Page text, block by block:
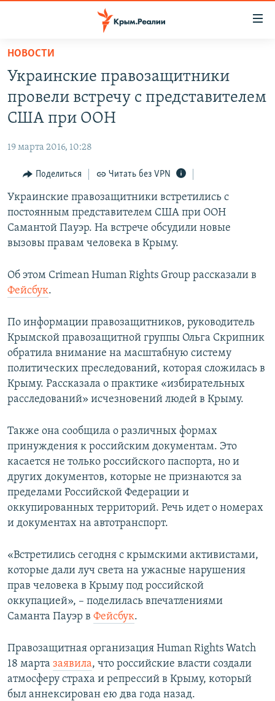
Вернуться
основному
содержанию
Вернутся
главной
навигации
Вернутся
поиску
СПЕЦПРОЕКТЫ
ГРУЗ 200
11 ЛЕТ ОККУПАЦИИ КРЫМА. 11 ИСТОРИЙ СОПРОТИВЛЕНИЯ
ВОДА
ЕЩЕ
ИНТЕРАКТИВ
ИНФОГРАФИКА
ТЕЛЕПРОЕКТ КРЫМ.РЕАЛИИ
СОВЕТЫ ПРАВОЗАЩИТНИКОВ
ПОБЕДИТЕЛЕЙ НЕ СУДЯТ?
ELIFBE
УКРАИНСКАЯ ПРОБЛЕМА КРЫМА
РАДІО СВОБОДА
КАК ОБОЙТИ БЛОКИРОВКУ
Українською
Qırımtatar
ПРИСОЕДИНЯЙТЕСЬ!
Все сайты RFE/RL
НОВОСТИ
Украинские правозащитники
провели встречу с представителем
США при ООН
19 марта 2016, 10:28
Поделиться Читать без VPN
Украинские правозащитники встретились с
постоянным представителем США при ООН
Самантой Пауэр. На встрече обсудили новые
вызовы правам человека в Крыму.
Об этом Crimean Human Rights Group рассказали в
Фейсбук.
По информации правозащитников, руководитель
Крымской правозащитной группы Ольга Скрипник
обратила внимание на масштабную систему
политических преследований, которая сложилась в
Крыму. Рассказала о практике «избирательных
расследований» исчезновений людей в Крыму.
Также она сообщила о различных формах
принуждения к российским документам. Это
касается не только российского паспорта, но и
других документов, которые не признаются за
пределами Российской Федерации и
оккупированных территорий. Речь идет о номерах
и документах на автотранспорт.
«Встретились сегодня с крымскими активистами,
которые дали луч света на ужасные нарушения
прав человека в Крыму под российской
оккупацией», – поделилась впечатлениями
Саманта Пауэр в Фейсбук.
Правозащитная организация Human Rights Watch
18 марта заявила, что российские власти создали
атмосферу страха и репрессий в Крыму, который
был аннексирован ею два года назад.